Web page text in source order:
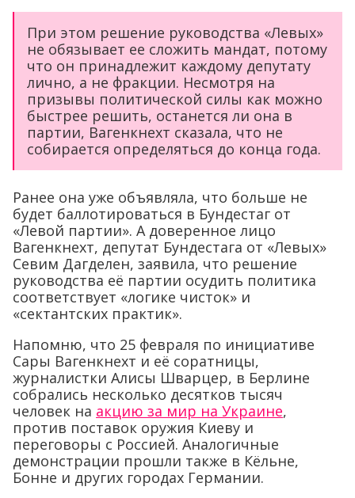
При этом решение руководства «Левых»
не обязывает ее сложить мандат, потому
что он принадлежит каждому депутату
лично, а не фракции. Несмотря на
призывы политической силы как можно
быстрее решить, останется ли она в
партии, Вагенкнехт сказала, что не
собирается определяться до конца года.
Ранее она уже объявляла, что больше не
будет баллотироваться в Бундестаг от
«Левой партии». А доверенное лицо
Вагенкнехт, депутат Бундестага от «Левых»
Севим Дагделен, заявила, что решение
руководства её партии осудить политика
соответствует «логике чисток» и
«сектантских практик».
Напомню, что 25 февраля по инициативе
Сары Вагенкнехт и её соратницы,
журналистки Алисы Шварцер, в Берлине
собрались несколько десятков тысяч
человек на акцию за мир на Украине,
против поставок оружия Киеву и
переговоры с Россией. Аналогичные
демонстрации прошли также в Кёльне,
Бонне и других городах Германии.